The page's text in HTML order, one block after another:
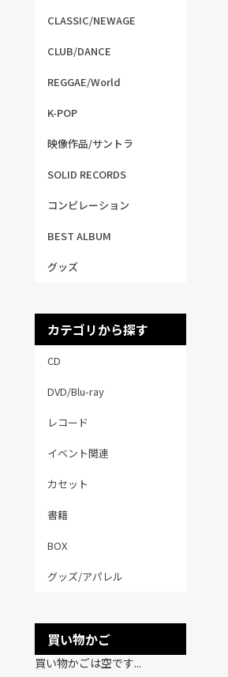
CLASSIC/NEWAGE
CLUB/DANCE
REGGAE/World
K-POP
映像作品/サントラ
SOLID RECORDS
コンピレーション
BEST ALBUM
グッズ
カテゴリから探す
CD
DVD/Blu-ray
レコード
イベント関連
カセット
書籍
BOX
グッズ/アパレル
買い物かご
買い物かごは空です...